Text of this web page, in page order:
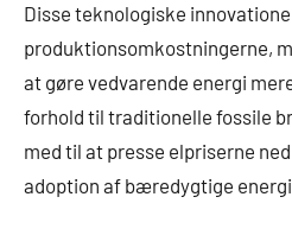
Disse teknologiske
produktionsomkostningerne,
at gøre vedvarende energi
forhold til traditionelle fossile
med til at presse elpriserne
adoption af bæredygtige